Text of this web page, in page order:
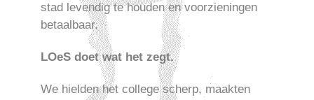
stad levendig te houden en voorzieningen
betaalbaar.
LOeS doet wat het zegt.
We hielden het college scherp, maakten